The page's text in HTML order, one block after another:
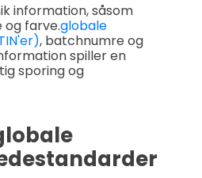
information, såsom
og farve.globale
, batchnumre og
spiller en
sporing og